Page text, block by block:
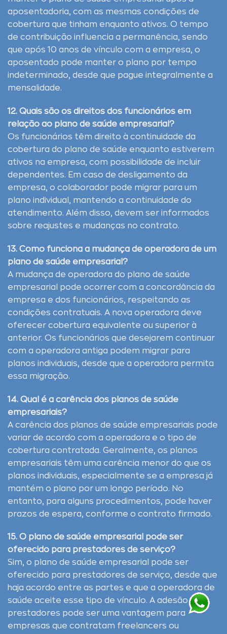
aposentadoria, com as mesmas condições de
cobertura que tinham enquanto ativos. O tempo
de contribuição influencia a permanência, sendo
que após 10 anos de vínculo com a empresa, o
aposentado pode manter o plano por tempo
indeterminado, desde que pague integralmente a
mensalidade.
12. Quais são os direitos dos funcionários em
relação ao plano de saúde empresarial?
Os funcionários têm direito à continuidade da
cobertura do plano de saúde enquanto estiverem
ativos na empresa, com possibilidade de incluir
dependentes. Em caso de desligamento da
empresa, o colaborador pode migrar para um
plano individual, mantendo a continuidade do
atendimento. Além disso, devem ser informados
sobre reajustes e mudanças no contrato.
13. Como funciona a mudança de operadora de um
plano de saúde empresarial?
A mudança de operadora do plano de saúde
empresarial pode ocorrer com a concordância da
empresa e dos funcionários, respeitando as
condições contratuais. A nova operadora deve
oferecer cobertura equivalente ou superior à
anterior. Os funcionários que desejarem continuar
com a operadora antiga podem migrar para
planos individuais, desde que a operadora permita
essa migração.
14. Qual é a carência dos planos de saúde
empresariais?
A carência dos planos de saúde empresariais pode
variar de acordo com a operadora e o tipo de
cobertura contratada. Geralmente, os planos
empresariais têm uma carência menor do que os
planos individuais, especialmente se a empresa já
mantém o plano por um longo período. No
entanto, para alguns procedimentos, pode haver
prazos de espera, conforme o contrato firmado.
15. O plano de saúde empresarial pode ser
oferecido para prestadores de serviço?
Sim, o plano de saúde empresarial pode ser
oferecido para prestadores de serviço, desde que
haja acordo entre as partes e que a operadora de
saúde aceite esse tipo de vínculo. A adesão de
prestadores pode ser uma vantagem para
empresas que contratam freelancers ou